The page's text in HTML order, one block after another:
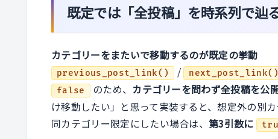
既定では「全投稿」を時系列で辿
カテゴリーをまたいで移動するのが既定の挙動
previous_post_link() / next_post_link()
false のため、 カテゴリーを問わず全投稿を公
け移動したい」と思って実装すると、想定外の別
同カテゴリー限定にしたい場合は、第3引数に